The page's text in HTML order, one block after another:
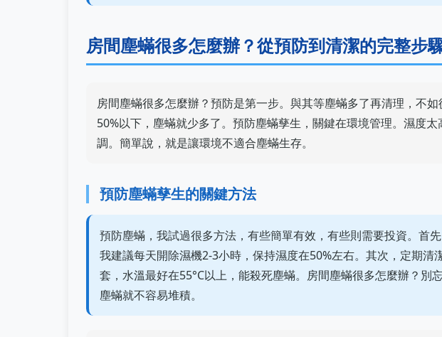
房間塵蟎很多怎麼辦？從預防到清潔的完整步
房間塵蟎很多怎麼辦？預防是第一步。與其等塵蟎多了再清理，不
50%以下，塵蟎就少多了。預防塵蟎孳生，關鍵在環境管理。濕度
調。簡單說，就是讓環境不適合塵蟎生存。
預防塵蟎孳生的關鍵方法
預防塵蟎，我試過很多方法，有些簡單有效，有些則需要投資。首
我建議每天開除濕機2-3小時，保持濕度在50%左右。其次，定期清
套，水溫最好在55°C以上，能殺死塵蟎。房間塵蟎很多怎麼辦？別
塵蟎就不容易堆積。